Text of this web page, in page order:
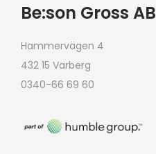
Be:son Gross AB
Hammervägen 4
432 15 Varberg
0340-66 69 60